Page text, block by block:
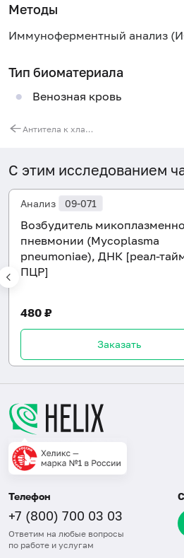
Методы
Иммуноферментный анализ
Тип биоматериала
Венозная кровь
Антитела к хламидии пневмониа (Chlamydia pneumoniae, IgM)
С этим исследованием
Анализ 09-071
Возбудитель
пневмонии (Mycoplasma
pneumoniae), ДНК [реал-
ПЦР]
480 ₽
Заказать
Телефон
+7 (800) 700 03 03
Ответим на любые вопросы
по работе и услугам